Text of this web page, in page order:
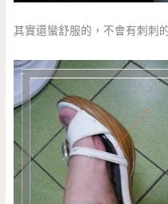
其實還蠻舒服的，不會有刺刺